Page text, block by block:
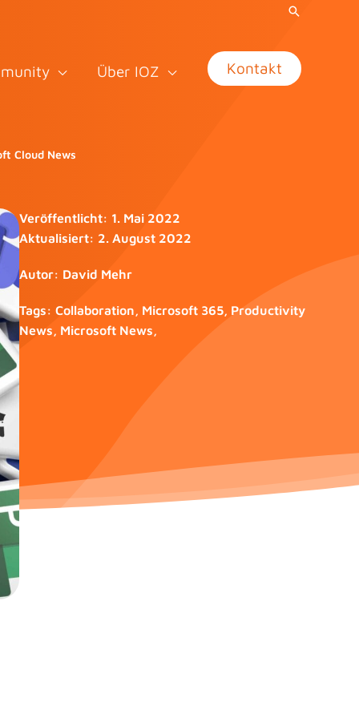
Über IOZ Kontakt
Cloud News
Veröffentlicht: 1. Mai 2022
Aktualisiert: 2. August 2022
Autor: David Mehr
Tags: Collaboration, Microsoft 365, Productivity
News, Microsoft News,